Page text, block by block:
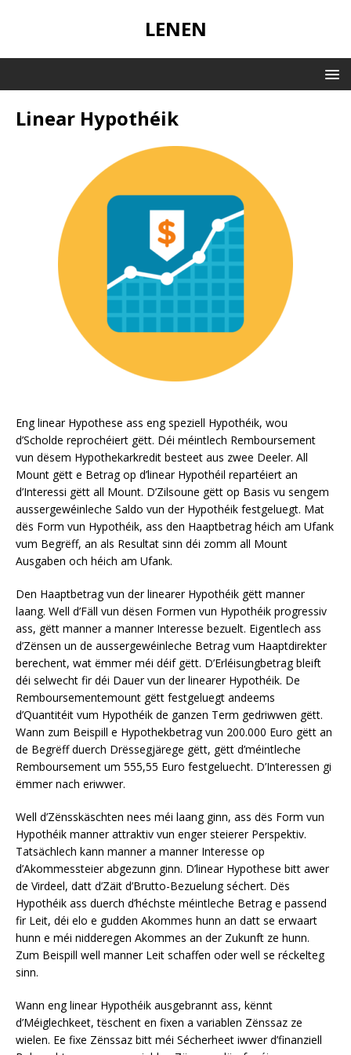
LENEN
Linear Hypothéik
Eng linear Hypothese ass eng speziell Hypothéik, wou
d’Scholde reprochéiert gëtt. Déi méintlech Remboursement
vun dësem Hypothekarkredit besteet aus zwee Deeler. All
Mount gëtt e Betrag op d’linear Hypothéil repartéiert an
d’Interessi gëtt all Mount. D’Zilsoune gëtt op Basis vu sengem
aussergewéinleche Saldo vun der Hypothéik festgeluegt. Mat
dës Form vun Hypothéik, ass den Haaptbetrag héich am Ufank
vum Begrëff, an als Resultat sinn déi zomm all Mount
Ausgaben och héich am Ufank.
Den Haaptbetrag vun der linearer Hypothéik gëtt manner
laang. Well d’Fäll vun dësen Formen vun Hypothéik progressiv
ass, gëtt manner a manner Interesse bezuelt. Eigentlech ass
d’Zënsen un de aussergewéinleche Betrag vum Haaptdirekter
berechent, wat ëmmer méi déif gëtt. D’Erléisungbetrag bleift
déi selwecht fir déi Dauer vun der linearer Hypothéik. De
Remboursementemount gëtt festgeluegt andeems
d’Quantitéit vum Hypothéik de ganzen Term gedriwwen gëtt.
Wann zum Beispill e Hypothekbetrag vun 200.000 Euro gëtt an
de Begrëff duerch Drëssegjärege gëtt, gëtt d’méintleche
Remboursement um 555,55 Euro festgeluecht. D’Interessen gi
ëmmer nach eriwwer.
Well d’Zënsskäschten nees méi laang ginn, ass dës Form vun
Hypothéik manner attraktiv vun enger steierer Perspektiv.
Tatsächlech kann manner a manner Interesse op
d’Akommessteier abgezunn ginn. D’linear Hypothese bitt awer
de Virdeel, datt d’Zäit d’Brutto-Bezuelung séchert. Dës
Hypothéik ass duerch d’héchste méintleche Betrag e passend
fir Leit, déi elo e gudden Akommes hunn an datt se erwaart
hunn e méi nidderegen Akommes an der Zukunft ze hunn.
Zum Beispill well manner Leit schaffen oder well se réckelteg
sinn.
Wann eng linear Hypothéik ausgebrannt ass, kënnt
d’Méiglechkeet, tëschent en fixen a variablen Zënssaz ze
wielen. Ee fixe Zënssaz bitt méi Sécherheet iwwer d’finanziell